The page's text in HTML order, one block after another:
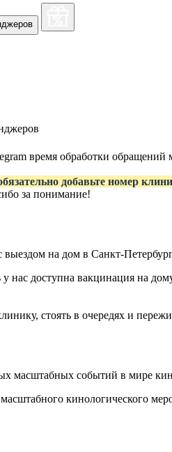
время обработки
добавьте номер
за понимание!
на дом в Санкт-
нас доступна вакцинация на
стоять в очередях и
масштабных событий в мире
кинологического